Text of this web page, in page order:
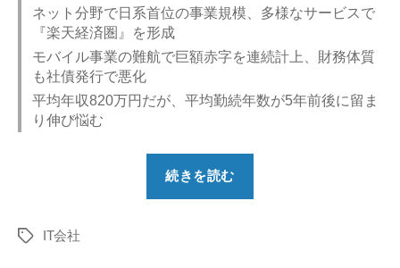
ネット分野で日系首位の事業規模、多様なサービスで
『楽天経済圏』を形成
モバイル事業の難航で巨額赤字を連続計上、財務体質
も社債発行で悪化
平均年収820万円だが、平均勤続年数が5年前後に留ま
り伸び悩む
続きを読む
タ
IT会社